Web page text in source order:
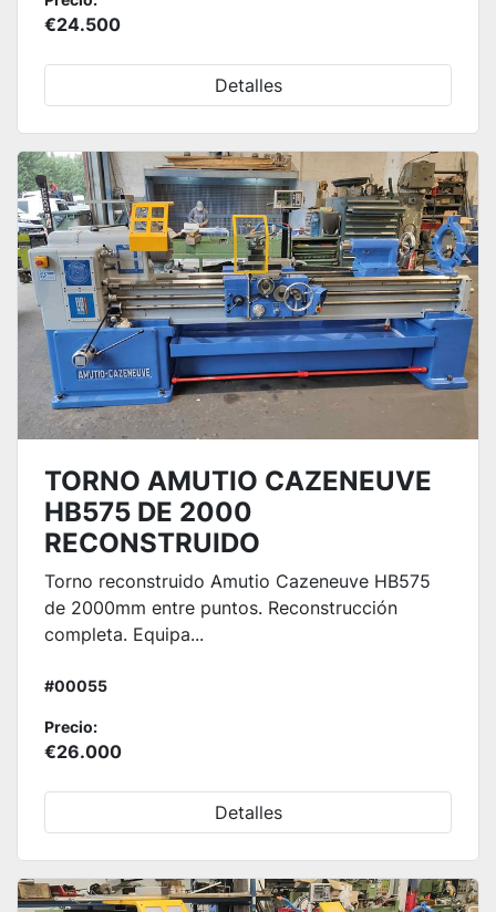
€24.500
Detalles
TORNO AMUTIO CAZENEUVE
HB575 DE 2000
RECONSTRUIDO
Torno reconstruido Amutio Cazeneuve HB575
de 2000mm entre puntos. Reconstrucción
completa. Equipa...
#00055
Precio:
€26.000
Detalles